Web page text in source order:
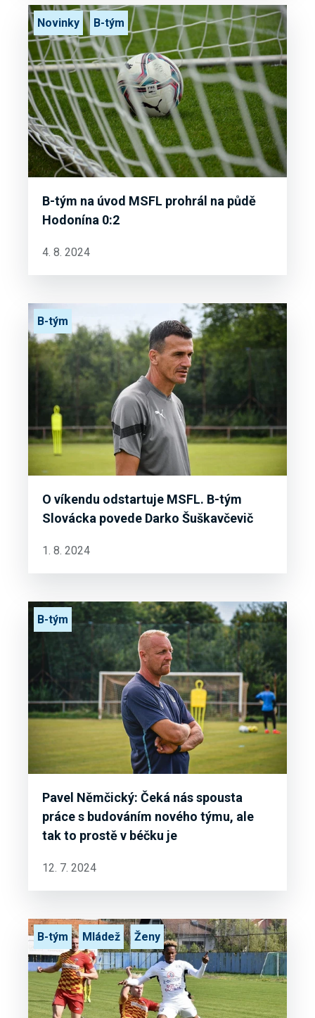
B-tým na úvod MSFL prohrál na půdě
Hodonína 0:2
Novinky B-tým
4. 8. 2024
O víkendu odstartuje MSFL. B-tým
Slovácka povede Darko Šuškavčevič
B-tým
1. 8. 2024
Pavel Němčický: Čeká nás spousta
práce s budováním nového týmu, ale
tak to prostě v béčku je
B-tým
12. 7. 2024
B-tým Mládež Ženy